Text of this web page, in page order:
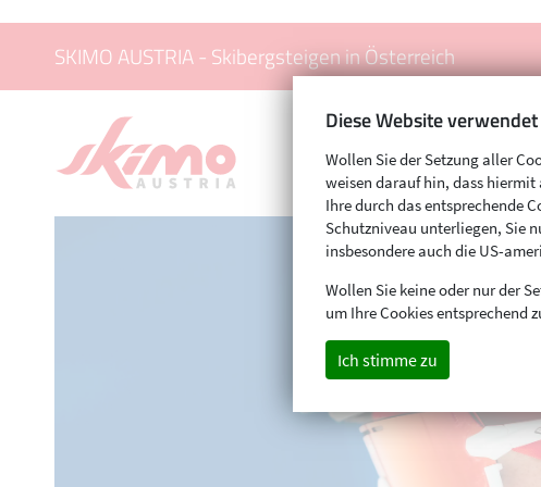
SKIMO AUSTRIA - Skibergsteigen in Österreich
Diese Website
Wollen Sie der Setzung aller
weisen darauf hin, dass
Ihre durch das entsprechende
Schutzniveau unterliegen, Sie
insbesondere auch die US-
Wollen Sie keine oder nur der
um Ihre Cookies entsprechend
Ich stimme zu